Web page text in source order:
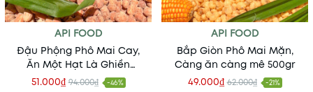
API FOOD
Đậu Phộng Phô Mai Cay,
Ăn Một Hạt Là Ghiền
500gr
51.000₫ 94.000₫ -46%
API FOOD
Bắp Giòn Phô Mai Mặn,
Càng ăn càng mê 500gr
49.000₫ 62.000₫ -21%